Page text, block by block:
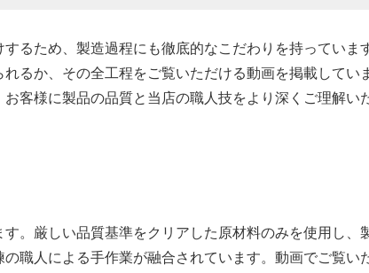
るため、製造過程にも徹底的なこだわりを持っています
るか、その全工程をご覧いただける動画を掲載してい
客様に製品の品質と当店の職人技をより深くご理解い
。厳しい品質基準をクリアした原材料のみを使用し、
職人による手作業が融合されています。動画でご覧い